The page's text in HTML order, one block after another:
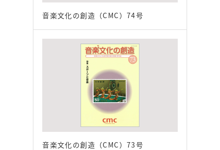
音楽文化の創造（CMC）74号
音楽文化の創造（CMC）73号